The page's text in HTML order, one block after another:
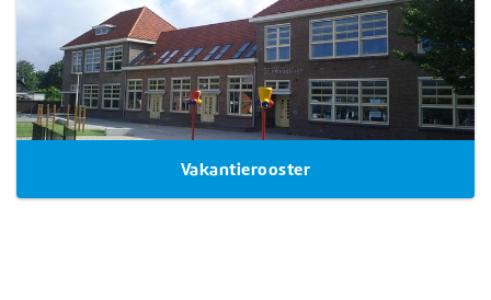
Vakantierooster